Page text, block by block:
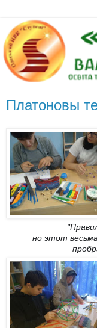
Платоновы
но этот